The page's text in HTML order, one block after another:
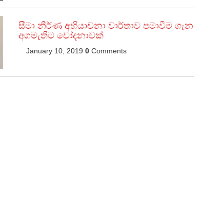
සීමා නීර්ණ අභියාචනා වාර්තාව පමාවීම ගැන
අගමැතිට චෝදනාවක්
January 10, 2019 0Comments